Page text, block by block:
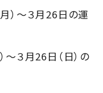
）～３月26日の運
３月26日（日）の